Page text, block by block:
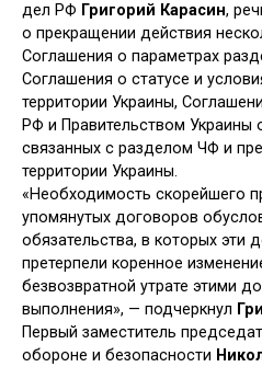
дел РФ Григорий Карасин,
о прекращении действия
Соглашения о параметрах
Соглашения о статусе и
территории Украины,
РФ и Правительством Украины
связанных с разделом ЧФ и
территории Украины.
«Необходимость скорейшего
упомянутых договоров
обязательства, в которых эти
претерпели коренное
безвозвратной утрате этими
выполнения», — подчеркнул
Первый заместитель
обороне и безопасности